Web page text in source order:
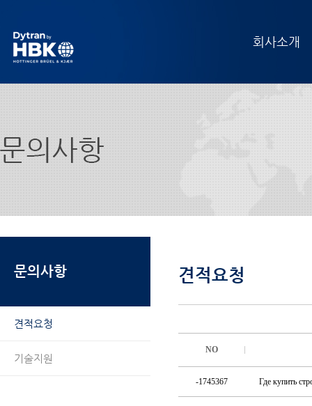
회사소개
문의사항
견적요청
기술지원
견적요청
NO
-1745367 Где купить